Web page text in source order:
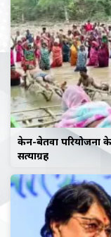
केन-बेतवा परियोजना
सत्याग्रह